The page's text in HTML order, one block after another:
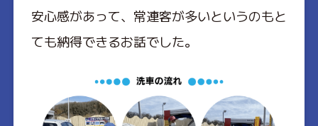
安心感があって、常連客が多いというのもと
ても納得できるお話でした。